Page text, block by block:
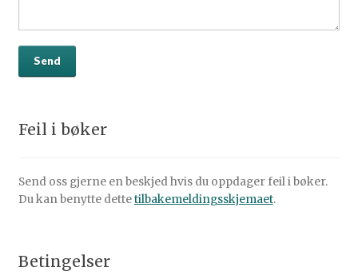
Feil i bøker
Send oss gjerne en beskjed hvis du oppdager feil i bøker.
Du kan benytte dettetilbakemeldingsskjemaet.
Betingelser